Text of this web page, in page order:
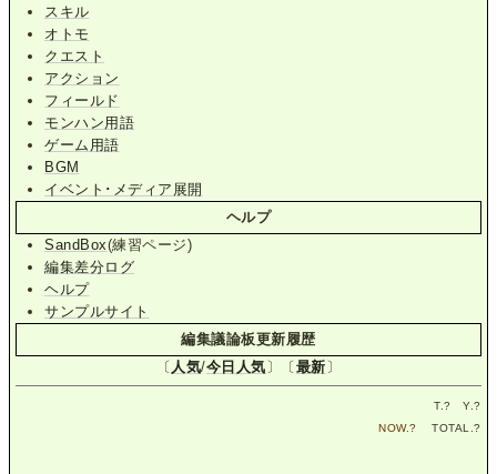
スキル
オトモ
クエスト
アクション
フィールド
モンハン用語
ゲーム用語
BGM
イベント･メディア展開
ヘルプ
SandBox(練習ページ)
編集差分ログ
ヘルプ
サンプルサイト
編集議論板更新履歴
〔 人気/今日人気〕〔最新〕
T.? Y.?
NOW.? TOTAL.?